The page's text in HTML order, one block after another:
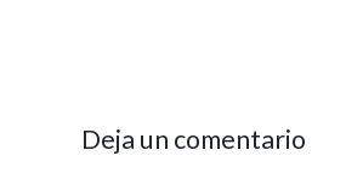
Deja un comentario